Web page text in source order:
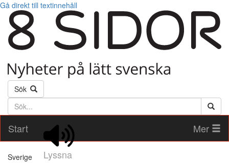
Gå direkt till textinnehåll
Sök
Söktext
Start
Lyssna
Mer
Sverige